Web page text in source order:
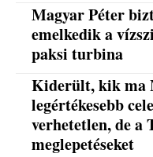
Magyar Péter
emelkedik a
paksi turbina
Kiderült, kik ma
legértékesebb
verhetetlen, de a
meglepetéseket